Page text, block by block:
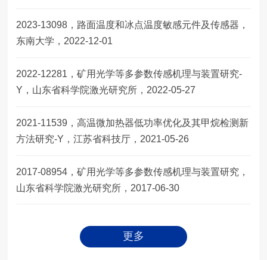
2023-13098，路面温度和冰点温度敏感元件及传感器，
东南大学，2022-12-01
2022-12281，矿用光学等多参数传感机理与装置研究-
Y，山东省科学院激光研究所，2022-05-27
2021-11539，高温微加热器低功率优化及其甲烷检测新
方法研究-Y，江苏省科技厅，2021-05-26
2017-08954，矿用光学等多参数传感机理与装置研究，
山东省科学院激光研究所，2017-06-30
更多